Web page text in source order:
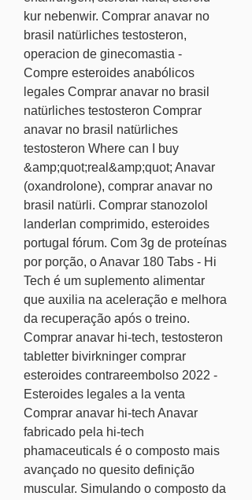
kur nebenwir. Comprar anavar no
brasil natürliches testosteron,
operacion de ginecomastia -
Compre esteroides anabólicos
legales Comprar anavar no brasil
natürliches testosteron Comprar
anavar no brasil natürliches
testosteron Where can I buy
&amp;quot;real&amp;quot; Anavar
(oxandrolone), comprar anavar no
brasil natürli. Comprar stanozolol
landerlan comprimido, esteroides
portugal fórum. Com 3g de proteínas
por porção, o Anavar 180 Tabs - Hi
Tech é um suplemento alimentar
que auxilia na aceleração e melhora
da recuperação após o treino.
Comprar anavar hi-tech, testosteron
tabletter bivirkninger comprar
esteroides contrareembolso 2022 -
Esteroides legales a la venta
Comprar anavar hi-tech Anavar
fabricado pela hi-tech
phamaceuticals é o composto mais
avançado no quesito definição
muscular. Simulando o composto da